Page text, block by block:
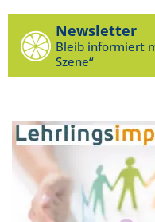
Newsletter
Bleib informiert
Szene“